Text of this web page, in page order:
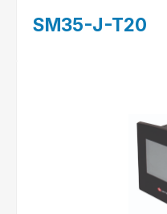
SM35-J-T20